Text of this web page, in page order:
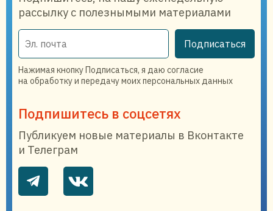
рассылку с полезнымыми материалами
Подписаться
Нажимая кнопку Подписаться, я даю согласие
на обработку и передачу моих персональных данных
Подпишитесь в соцсетях
Публикуем новые материалы в Вконтакте
и Телеграм